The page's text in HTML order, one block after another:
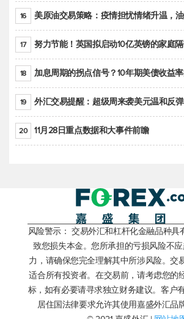
16 美原油交易策略：疫情担忧情绪升温，
17 努力节能！英国拟启动10亿英镑的家庭隔
18 加息周期的拐点信号？10年期美债收益率持续低
19 外汇交易提醒：超级周来袭美元温和反
20 11月28日重点数据和大事件前瞻
风险警示： 交易外汇和杠杆化金融品种具
致您损失本金。您所承担的亏损风险不
力，请确保您完全理解其中所涉风险。交
适合所有投资者。在交易前，请考虑您的
标，如有必要请寻求独立财务建议。客户
居住国法律要求允许其使用嘉盛外汇品